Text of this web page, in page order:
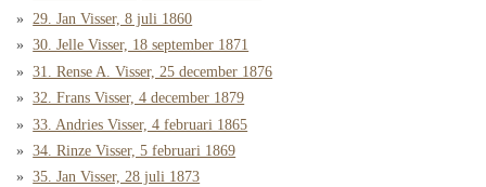
29. Jan Visser, 8 juli 1860
30. Jelle Visser, 18 september 1871
31. Rense A. Visser, 25 december 1876
32. Frans Visser, 4 december 1879
33. Andries Visser, 4 februari 1865
34. Rinze Visser, 5 februari 1869
35. Jan Visser, 28 juli 1873